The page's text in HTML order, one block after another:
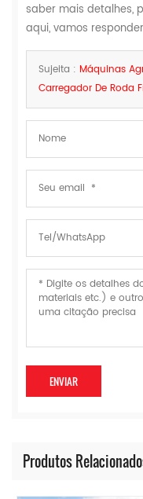
saber mais detalhes,
aqui, vamos
Sujeita : Máquinas
Carregador De Roda
Produtos